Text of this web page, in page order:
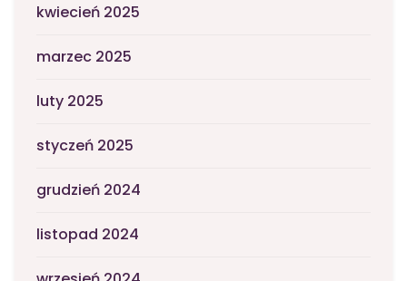
kwiecień 2025
marzec 2025
luty 2025
styczeń 2025
grudzień 2024
listopad 2024